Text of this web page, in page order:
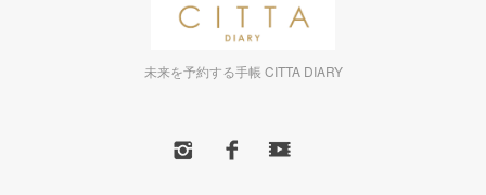
未来を予約する手帳 CITTA DIARY